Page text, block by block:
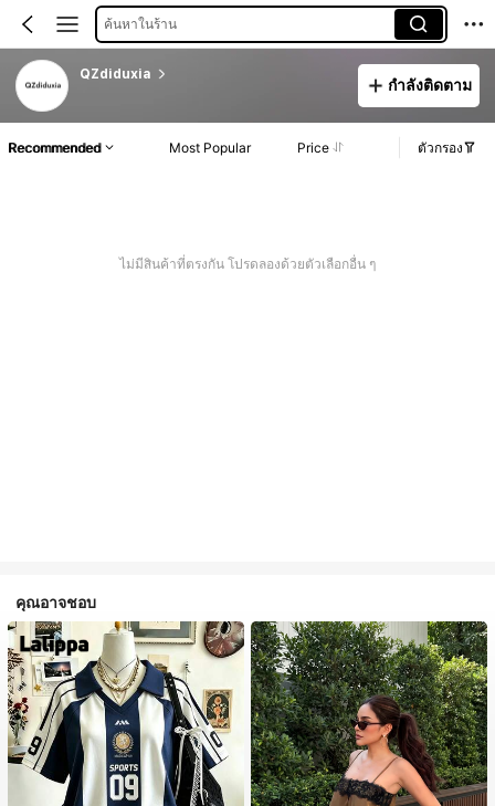
ค้นหาในร้าน
QZdiduxia
กำลังติดตาม
Recommended Most Popular Price ตัวกรอง
ไม่มีสินค้าที่ตรงกัน โปรดลองด้วยตัวเลือกอื่น ๆ
คุณอาจชอบ